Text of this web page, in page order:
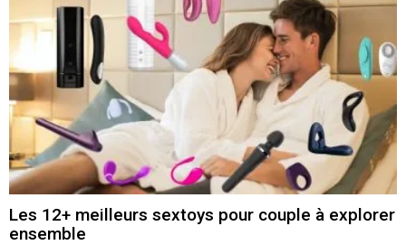
Les 12+ meilleurs sextoys pour couple à explorer
ensemble